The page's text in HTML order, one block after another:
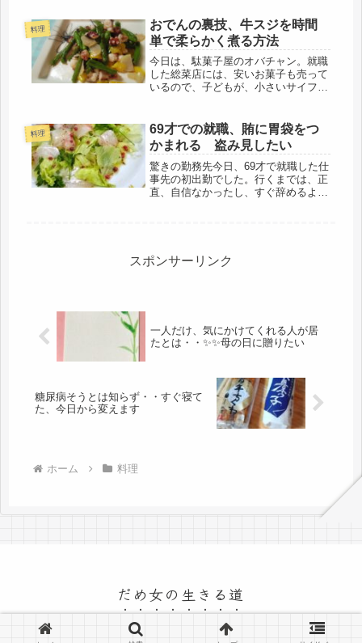
料理
おでんの裏技、牛スジを時間
単で柔らかく煮る方法
今日は、駄菓子屋のオバチャン。就職
した総菜店には、安いお菓子も売って
いるので、子どもが、小さいサイフを
るのに一苦労。マックのポテトみたい
なのも揚げているので、子どものこず
か...
料理
69才での就職、賄に胃袋をつ
かまれる 盗み見したい
驚きの勤務先今日、69才で就職した仕
事先の初出勤でした。行くまでは、正
直、自信なかったし、すぐ辞めるよう
ん...
スポンサーリンク
一人だけ、気にかけてくれる人が居
たとは・・✨✨母の日に贈りたい
糖尿病そうとは知らず・・すぐ寝て
た、今日から変えます
ホーム 料理
だめ女の生きる道
© 2015 だめ女の生きる道.